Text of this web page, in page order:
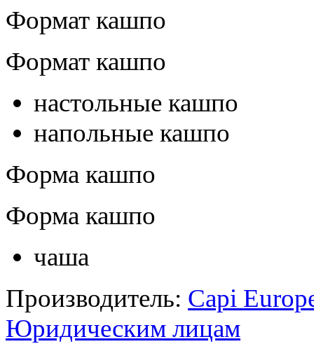
Формат кашпо
Формат кашпо
настольные кашпо
напольные кашпо
Форма кашпо
Форма кашпо
чаша
Производитель: Capi
Юридическим лицам